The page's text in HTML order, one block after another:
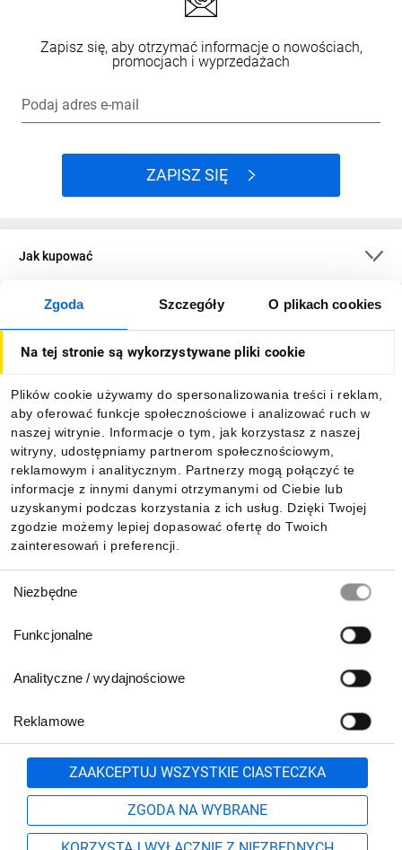
Zgoda Szczegóły O plikach cookies
Na tej stronie są wykorzystywane pliki cookie
Plików cookie używamy do spersonalizowania treści i reklam,
aby oferować funkcje społecznościowe i analizować ruch w
naszej witrynie. Informacje o tym, jak korzystasz z naszej
witryny, udostępniamy partnerom społecznościowym,
reklamowym i analitycznym. Partnerzy mogą połączyć te
informacje z innymi danymi otrzymanymi od Ciebie lub
uzyskanymi podczas korzystania z ich usług. Dzięki Twojej
zgodzie możemy lepiej dopasować ofertę do Twoich
zainteresowań i preferencji.
zgody
Niezbędne
Funkcjonalne
Analityczne / wydajnościowe
Reklamowe
ZAAKCEPTUJ WSZYSTKIE CIASTECZKA
ZGODA NA WYBRANE
Zapisz się, aby otrzymać informacje o nowościach,
promocjach i wyprzedażach
Podaj adres e-mail
ZAPISZ SIĘ
Jak kupować
O firmie
Informacje
Pobierz naszą aplikację mobilną:
801 500 700 lub
71 37 61 600
Formularz kontaktowy